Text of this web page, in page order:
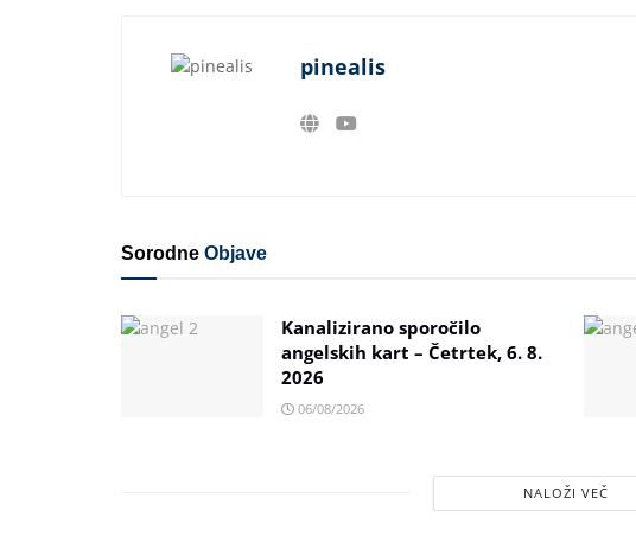
pinealis
Sorodne Objave
Kanalizirano sporočilo
angelskih kart – Četrtek, 6. 8.
2026
06/08/2026
NALOŽI VEČ